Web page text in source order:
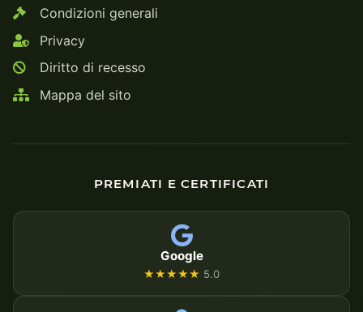
Condizioni generali
Privacy
Diritto di recesso
Mappa del sito
PREMIATI E CERTIFICATI
Google
★★★★★ 5.0